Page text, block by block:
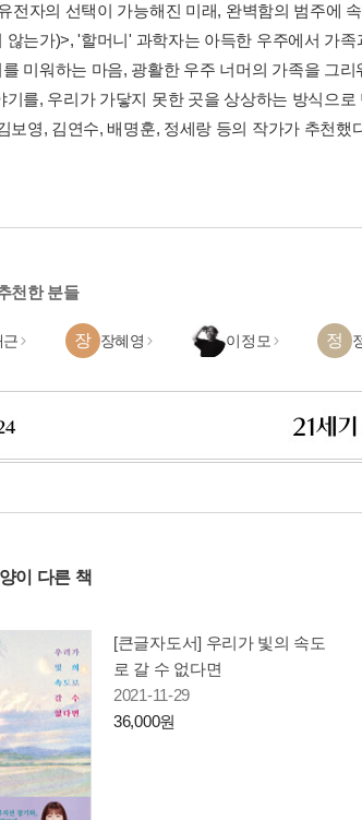
전자의 선택이 가능해진 미래, 완벽함의 범주에
않는가)>, '할머니' 과학자는 아득한 우주에서 가
미워하는 마음, 광활한 우주 너머의 가족을 그
기를, 우리가 가닿지 못한 곳을 상상하는 방식으
보영, 김연수, 배명훈, 정세랑 등의 작가가 추천했
천한 분들
근 장 장혜영 이정모 정
이 다른 책
[큰글자도서] 우리가 빛의 속도
로 갈 수 없다면
2021-11-29
36,000원